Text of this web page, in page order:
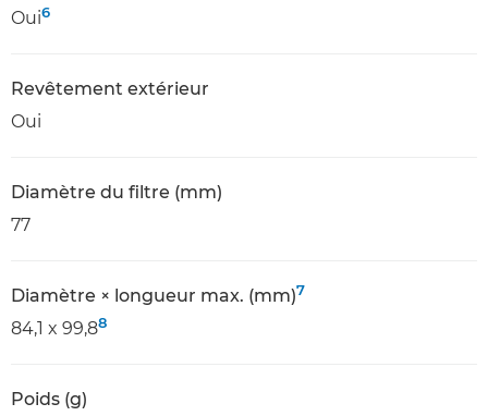
Oui6
Revêtement extérieur
Oui
Diamètre du filtre (mm)
77
Diamètre × longueur max. (mm)7
84,1 x 99,88
Poids (g)